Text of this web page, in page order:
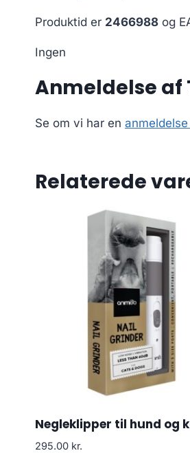
Produktid er 2466988 og
Ingen
Anmeldelse af
Se om vi har en
Relaterede
Negleklipper til hund og
295.00 kr.